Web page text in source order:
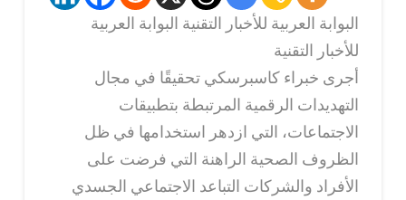
البوابة العربية للأخبار التقنية البوابة العربية
للأخبار التقنية
أجرى خبراء كاسبرسكي تحقيقًا في مجال
التهديدات الرقمية المرتبطة بتطبيقات
الاجتماعات، التي ازدهر استخدامها في ظل
الظروف الصحية الراهنة التي فرضت على
الأفراد والشركات التباعد الاجتماعي الجسدي